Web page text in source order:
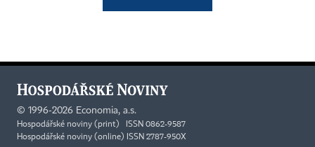
© 1996-2026 Economia, a.s.
Hospodářské noviny (print) ISSN 0862-9587
Hospodářské noviny (online) ISSN 2787-950X